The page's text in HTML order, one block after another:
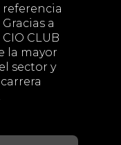
referencia
a
CIO CLUB
la mayor
sector y